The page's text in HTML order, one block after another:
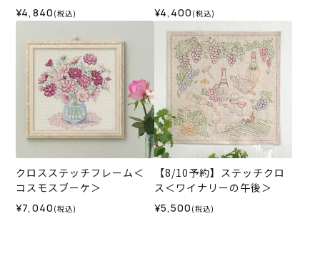
¥4,840 (税込) ¥4,400 (税込)
クロスステッチフレーム＜
コスモスブーケ＞
¥7,040 (税込)
【8/10予約】ステッチクロ
ス＜ワイナリーの午後＞
¥5,500 (税込)